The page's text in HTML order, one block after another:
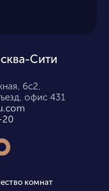
Сити
6с2,
офис 431
20
комнат